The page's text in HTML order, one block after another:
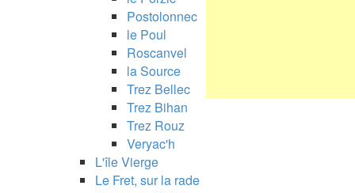
Postolonnec
le Poul
Roscanvel
la Source
Trez Bellec
Trez Bihan
Trez Rouz
Veryac'h
L'île Vierge
Le Fret, sur la rade